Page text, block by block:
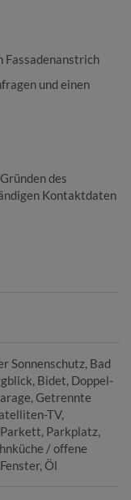
Fassadenanstrich
und einen
des
Kontaktdaten
Sonnenschutz Bad
Bidet Doppel-
Getrennte
TV
Parkett Parkplatz
/ offene
Öl